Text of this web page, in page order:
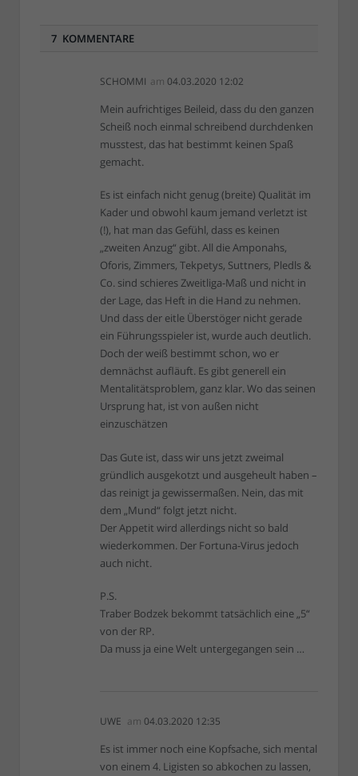
7 KOMMENTARE
SCHOMMI am 04.03.2020 12:02
Mein aufrichtiges Beileid, dass du den ganzen
Scheiß noch einmal schreibend durchdenken
musstest, das hat bestimmt keinen Spaß
gemacht.
Es ist einfach nicht genug (breite) Qualität im
Kader und obwohl kaum jemand verletzt ist
(!), hat man das Gefühl, dass es keinen
„zweiten Anzug“ gibt. All die Amponahs,
Oforis, Zimmers, Tekpetys, Suttners, Pledls &
Co. sind schieres Zweitliga-Maß und nicht in
der Lage, das Heft in die Hand zu nehmen.
Und dass der eitle Überstöger nicht gerade
ein Führungsspieler ist, wurde auch deutlich.
Doch der weiß bestimmt schon, wo er
demnächst aufläuft. Es gibt generell ein
Mentalitätsproblem, ganz klar. Wo das seinen
Ursprung hat, ist von außen nicht
einzuschätzen
Das Gute ist, dass wir uns jetzt zweimal
gründlich ausgekotzt und ausgeheult haben –
das reinigt ja gewissermaßen. Nein, das mit
dem „Mund“ folgt jetzt nicht.
Der Appetit wird allerdings nicht so bald
wiederkommen. Der Fortuna-Virus jedoch
auch nicht.
P.S.
Traber Bodzek bekommt tatsächlich eine „5“
von der RP.
Da muss ja eine Welt untergegangen sein …
UWE am 04.03.2020 12:35
Es ist immer noch eine Kopfsache, sich mental
von einem 4. Ligisten so abkochen zu lassen,